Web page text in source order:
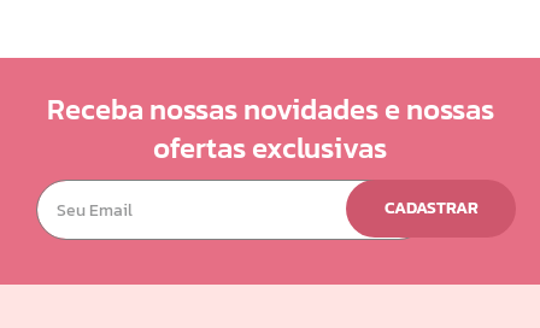
Receba nossas novidades e nossas
ofertas exclusivas
CADASTRAR